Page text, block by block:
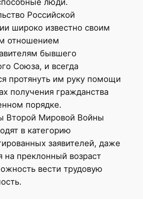
люди.
Российской
широко известно своим
отношением
бывшего
Союза, и всегда
протянуть им руку помощи
получения гражданства
порядке.
Второй Мировой Войны
в категорию
заявителей, даже
на преклонный возраст
вести трудовую